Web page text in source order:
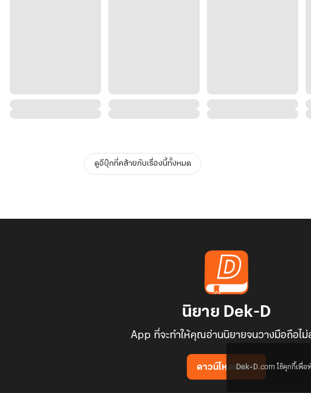
ดูอีบุ๊กที่คล้ายกับเรื่องนี้ทั้งหมด
นิยาย Dek-D
App ที่จะทำให้คุณอ่านนิยายจนวางมือถือไม่
ดาวน์โหลดแอปDek-D.com ใช้คุกกี้เพื่